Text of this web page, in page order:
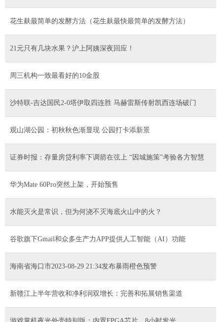
花生麸最简单的发酵方法（花生麸最快最简单的发酵方法）
21元只有几块水果？沪上阿姨深夜回应！
周三机构一致最看好的10金股
沙特联-吉达国民2-0塔伊取四连胜 马赫雷斯传射凯西连场破门
观山湖公园：初秋秋色渐显现 公园打卡添新景
证券时报：存量房贷利率下调箭在弦上 “因城施策”考验各方智慧
华为Mate 60Pro突然上架，开始预售
水能灭火是常识，但为何浇不灭海底火山中的火？
谷歌旗下Gmail和众多生产力APP提供人工智能（AI）功能
海南省海口市2023-08-29 21:34发布暴雨橙色预警
新赣江上半年营收和净利润双增长：完善和拓展销售渠道